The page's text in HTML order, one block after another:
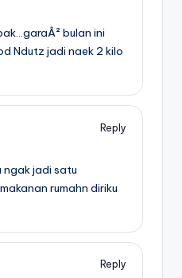
bulan ini
Ndutz jadi naek 2 kilo
Reply
ngak jadi satu
rumahn diriku
Reply